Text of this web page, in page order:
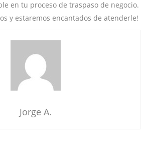
en tu proceso de traspaso de negocio.
y estaremos encantados de atenderle!
Jorge A.